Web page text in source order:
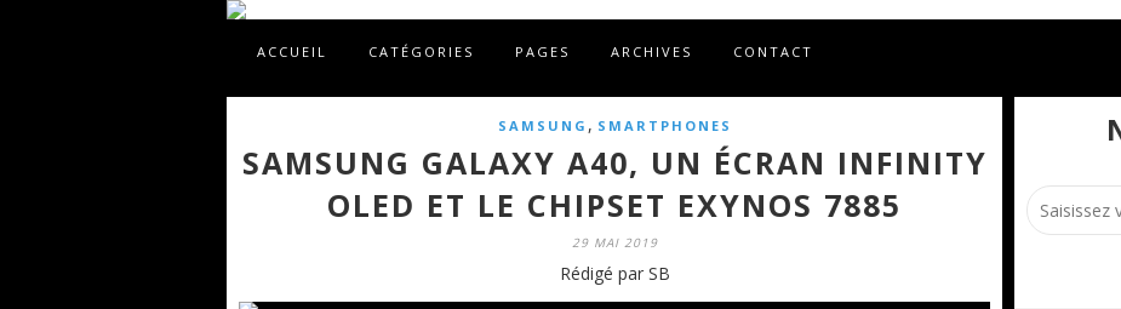
ACCUEIL CATÉGORIES PAGES ARCHIVES CONTACT
SAMSUNG , SMARTPHONES
SAMSUNG GALAXY A40, UN ÉCRAN INFINITY
OLED ET LE CHIPSET EXYNOS 7885
29 MAI 2019
Rédigé par SB